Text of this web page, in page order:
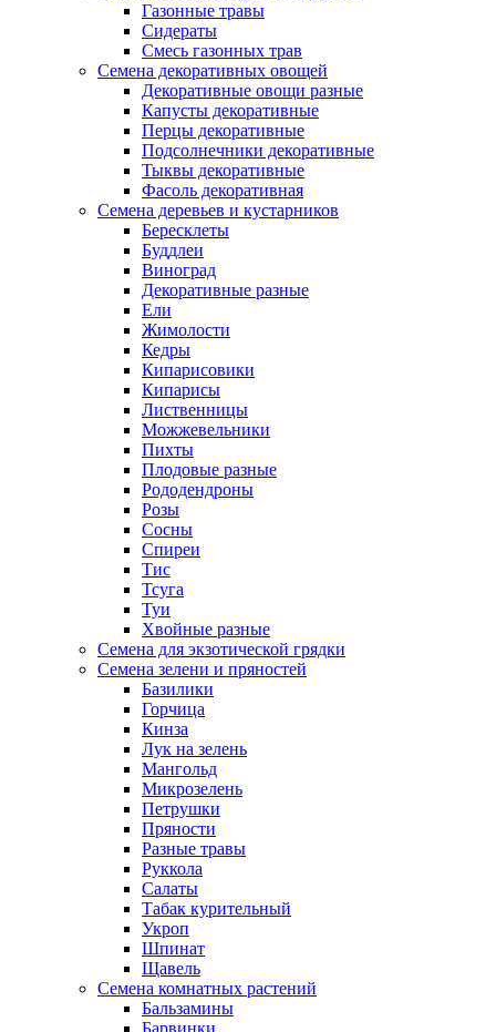
Газонные травы
Сидераты
Смесь газонных трав
Семена декоративных овощей
Декоративные овощи разные
Капусты декоративные
Перцы декоративные
Подсолнечники декоративные
Тыквы декоративные
Фасоль декоративная
Семена деревьев и кустарников
Бересклеты
Буддлеи
Виноград
Декоративные разные
Ели
Жимолости
Кедры
Кипарисовики
Кипарисы
Лиственницы
Можжевельники
Пихты
Плодовые разные
Рододендроны
Розы
Сосны
Спиреи
Тис
Тсуга
Туи
Хвойные разные
Семена для экзотической грядки
Семена зелени и пряностей
Базилики
Горчица
Кинза
Лук на зелень
Мангольд
Микрозелень
Петрушки
Пряности
Разные травы
Руккола
Салаты
Табак курительный
Укроп
Шпинат
Щавель
Семена комнатных растений
Бальзамины
Барвинки